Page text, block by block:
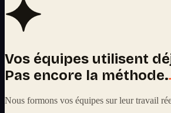
Vos équipes utilisent
Pas encore la méthode.
Nous formons vos équipes sur leur travail